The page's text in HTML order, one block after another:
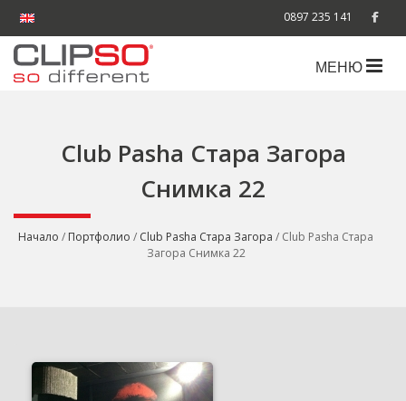
0897 235 141
МЕНЮ
Club Pasha Стара Загора
Снимка 22
Начало / Портфолио / Club Pasha Стара Загора / Club Pasha Стара
Загора Снимка 22